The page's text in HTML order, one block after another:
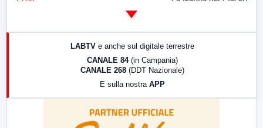
17:00 LabNews (replica)
LABTV e anche sul digitale terrestre
CANALE 84 (in Campania)
CANALE 268 (DDT Nazionale)
E sulla nostra APP